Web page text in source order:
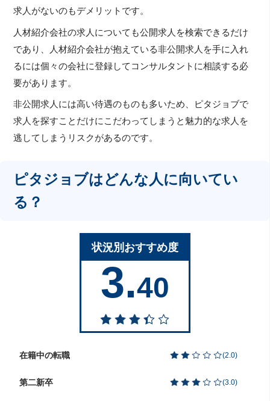
求人がないのもデメリットです。
人材紹介会社の求人についても公開求人を検索できるだけ
であり、人材紹介会社が抱えている非公開求人を手に入れ
るには個々の会社に登録してコンサルタントに相談する必
要があります。
非公開求人には高い待遇のものも多いため、ピタジョブで
求人を探すことだけにこだわってしまうと魅力的な求人を
逃してしまうリスクがあるのです。
ピタジョブはどんな人に向いてい
る？
状況別おすすめ度
3.40
在籍中の転職 (2.0)
第二新卒 (3.0)